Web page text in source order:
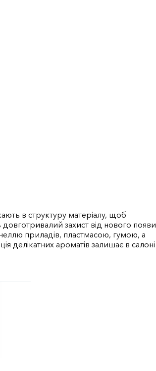
в структуру матеріалу, щоб
захист від нового появи
приладів, пластмасою, гумою, а
делікатних ароматів залишає в салоні